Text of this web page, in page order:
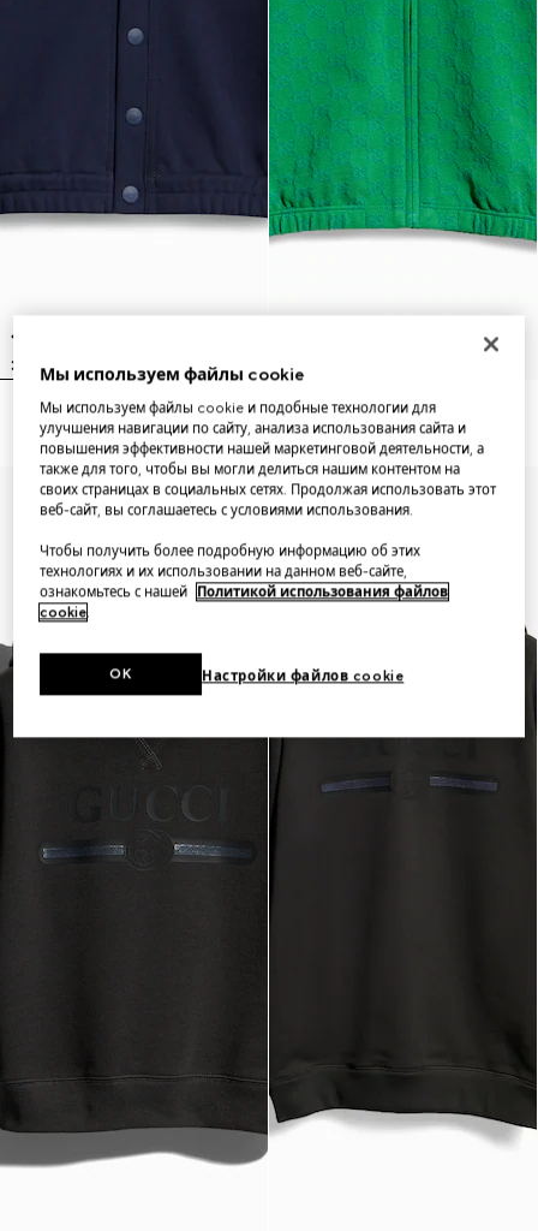
Children's cotton cardigan Children's GG cotton zip jacket
Мы используем файлы cookie
Мы используем файлы cookie и подобные технологии для
улучшения навигации по сайту, анализа использования сайта и
повышения эффективности нашей маркетинговой деятельности, а
также для того, чтобы вы могли делиться нашим контентом на
своих страницах в социальных сетях. Продолжая использовать этот
веб-сайт, вы соглашаетесь с условиями использования.
Чтобы получить более подробную информацию об этих
технологиях и их использовании на данном веб-сайте,
ознакомьтесь с нашей
Политикой использования файлов
cookie.
Настройки файлов cookie
OK